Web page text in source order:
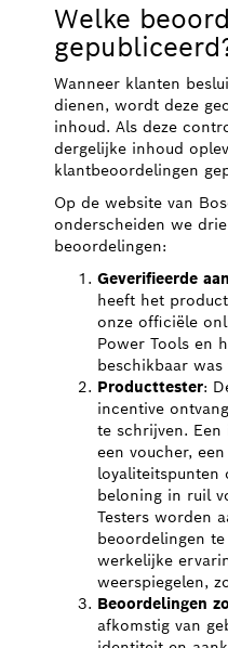
Welke
Wanneer klanten
dienen, wordt deze
inhoud. Als deze
dergelijke inhoud
klantbeoordelingen
Op de website van
onderscheiden we
beoordelingen:
Geverifieerde
heeft het
onze officiële
Power Tools en
beschikbaar
Producttester:
incentive
te schrijven.
een voucher,
loyaliteitspunten
beloning in ruil
Testers worden
beoordelingen
werkelijke
weerspiegelen,
Beoordelingen
afkomstig van